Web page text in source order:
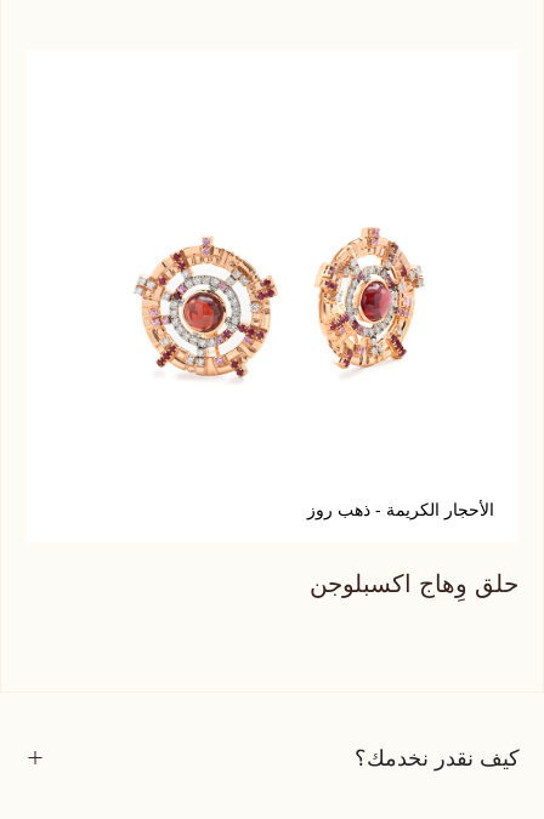
الأحجار الكريمة - ذهب روز
حلق وِهاج اكسبلوجن
كيف نقدر نخدمك؟